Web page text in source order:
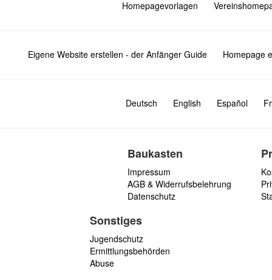
Homepagevorlagen
Eigene Website erstellen - der Anfänger Guide Homepage
Deutsch English Español
Baukasten
Impressum
AGB & Widerrufsbelehrung
Datenschutz
Sonstiges
Jugendschutz
Ermittlungsbehörden
Abuse